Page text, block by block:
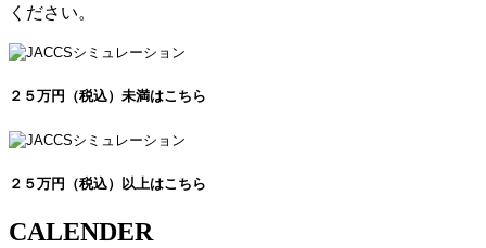
ください。
２５万円（税込）未満はこちら
２５万円（税込）以上はこちら
CALENDER